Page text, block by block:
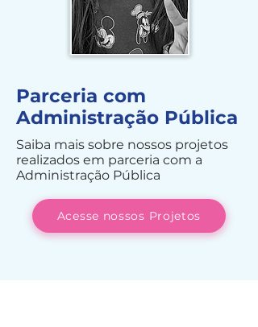
Parceria com
Administração Pública
Saiba mais sobre nossos projetos
realizados em parceria com a
Administração Pública
Acesse nossos Projetos